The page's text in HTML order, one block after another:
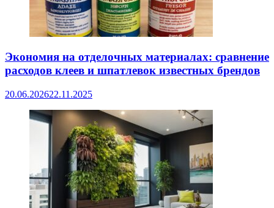
Экономия на отделочных материалах: сравнение
расходов клеев и шпатлевок известных брендов
20.06.202622.11.2025